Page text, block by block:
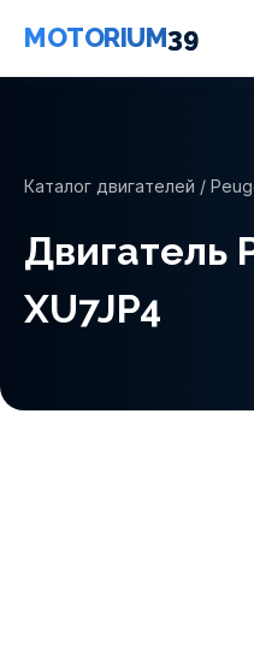
MOTORIUM39
Каталог двигателей /
Двигатель
XU7JP4